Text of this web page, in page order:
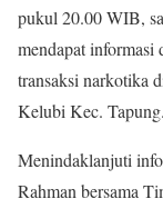
pukul 20.00 WIB,
mendapat informasi
transaksi narkotika
Kelubi Kec. Tapung.
Menindaklanjuti
Rahman bersama